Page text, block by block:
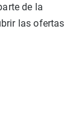
de la
las ofertas